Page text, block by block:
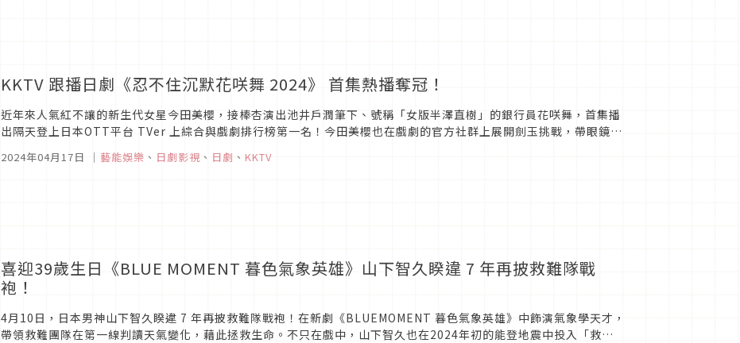
KKTV 跟播日劇《忍不住沉默花咲舞 2024》 首集熱播奪冠！
近年來人氣紅不讓的新生代女星今田美櫻，接棒杏演出池井戶潤筆下、號稱「女版半澤直樹」的銀行員花咲舞，首集播
出隔天登上日本OTT平台 TVer 上綜合與戲劇排行榜第一名！今田美櫻也在戲劇的官方社群上展開劍玉挑戰，帶眼鏡穿
2024年04月17日 ｜ 藝能娛樂 、 日劇影視 、 日劇 、 KKTV
喜迎39歲生日《BLUE MOMENT 暮色氣象英雄》山下智久睽違 7 年再披救難隊戰
袍！
4月10日，日本男神山下智久睽違 7 年再披救難隊戰袍！在新劇《BLUEMOMENT 暮色氣象英雄》中飾演氣象學天才，
帶領救難團隊在第一線判讀天氣變化，藉此拯救生命。不只在戲中，山下智久也在2024年初的能登地震中投入「救